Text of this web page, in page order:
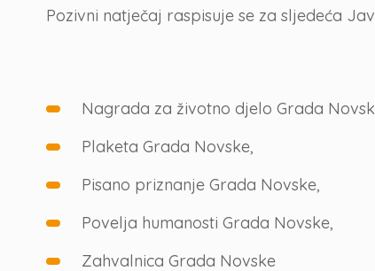
Pozivni natječaj raspisuje se za sljedeća
Nagrada za životno djelo Grada
Plaketa Grada Novske,
Pisano priznanje Grada Novske,
Povelja humanosti Grada Novske,
Zahvalnica Grada Novske